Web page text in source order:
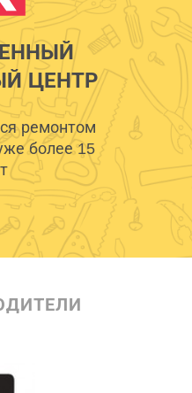
ЦЕНТР
ремонтом
более 15